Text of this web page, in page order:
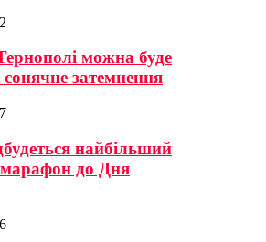
можна буде
сонячне затемнення
найбільший
до Дня